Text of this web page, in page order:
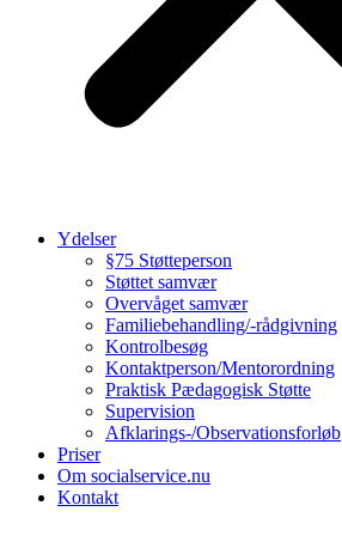
Ydelser
§75 Støtteperson
Støttet samvær
Overvåget samvær
Familiebehandling/-rådgivning
Kontrolbesøg
Kontaktperson/Mentorordning
Praktisk Pædagogisk Støtte
Supervision
Afklarings-/Observationsforløb
Priser
Om socialservice.nu
Kontakt